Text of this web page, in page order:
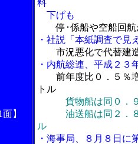
】
料
下げも
停･係船や空船回
・社説「本紙調査で見
市況悪化で代替建
・内航総連、平成２３
前年度比０．５％
トル
貨物船は同０．
油送船は同２．８
ル
・海事局、８月８日に